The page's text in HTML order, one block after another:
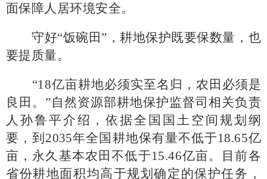
面保障人居环境安全。
守好“饭碗田”，耕地保护既要保数量，也
要提质量。
“18亿亩耕地必须实至名归，农田必须是
良田。”自然资源部耕地保护监督司相关负责
人孙鲁平介绍，依据全国国土空间规划纲
要，到2035年全国耕地保有量不低于18.65亿
亩，永久基本农田不低于15.46亿亩。目前各
省份耕地面积均高于规划确定的保护任务，